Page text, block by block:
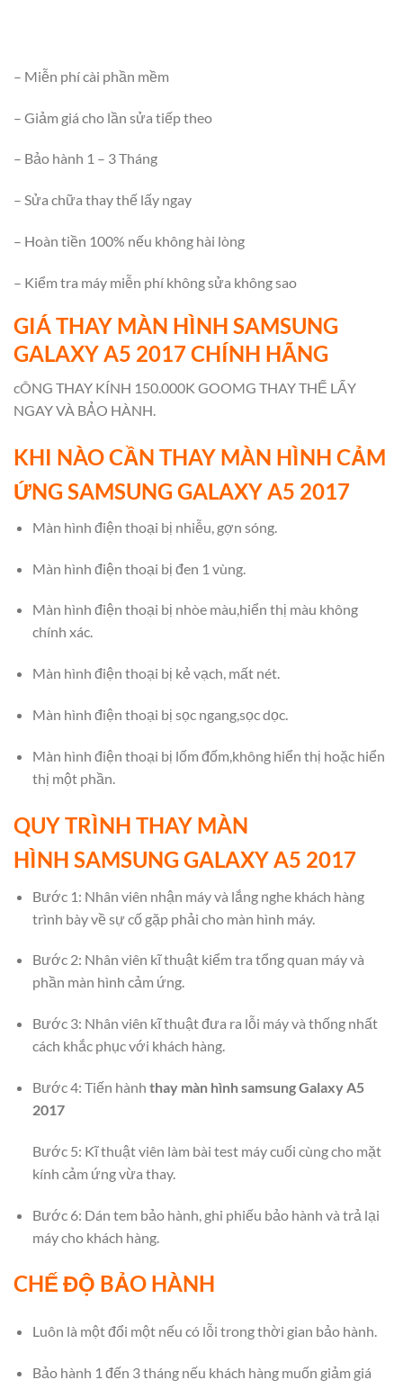
– Miễn phí cài phần mềm
– Giảm giá cho lần sửa tiếp theo
– Bảo hành 1 – 3 Tháng
– Sửa chữa thay thế lấy ngay
– Hoàn tiền 100% nếu không hài lòng
– Kiểm tra máy miễn phí không sửa không sao
GIÁ THAY MÀN HÌNH SAMSUNG
GALAXY A5 2017 CHÍNH HÃNG
cÔNG THAY KÍNH 150.000K GOOMG THAY THẾ LẤY
NGAY VÀ BẢO HÀNH.
KHI NÀO CẦN THAY MÀN HÌNH CẢM
ỨNG SAMSUNG GALAXY A5 2017
Màn hình điện thoại bị nhiễu, gợn sóng.
Màn hình điện thoại bị đen 1 vùng.
Màn hình điện thoại bị nhòe màu,hiển thị màu không
chính xác.
Màn hình điện thoại bị kẻ vạch, mất nét.
Màn hình điện thoại bị sọc ngang,sọc dọc.
Màn hình điện thoại bị lốm đốm,không hiển thị hoặc hiển
thị một phần.
QUY TRÌNH THAY MÀN
HÌNH SAMSUNG GALAXY A5 2017
Bước 1: Nhân viên nhận máy và lắng nghe khách hàng
trình bày về sự cố gặp phải cho màn hình máy.
Bước 2: Nhân viên kĩ thuật kiểm tra tổng quan máy và
phần màn hình cảm ứng.
Bước 3: Nhân viên kĩ thuật đưa ra lỗi máy và thống nhất
cách khắc phục với khách hàng.
Bước 4: Tiến hành thay màn hình samsung Galaxy A5
2017
Bước 5: Kĩ thuật viên làm bài test máy cuối cùng cho mặt
kính cảm ứng vừa thay.
Bước 6: Dán tem bảo hành, ghi phiếu bảo hành và trả lại
máy cho khách hàng.
CHẾ ĐỘ BẢO HÀNH
Luôn là một đổi một nếu có lỗi trong thời gian bảo hành.
Bảo hành 1 đến 3 tháng nếu khách hàng muốn giảm giá